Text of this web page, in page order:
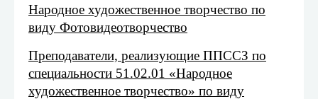
Народное художественное творчество по
виду Фотовидеотворчество
Преподаватели, реализующие ППССЗ по
специальности 51.02.01 «Народное
художественное творчество» по виду